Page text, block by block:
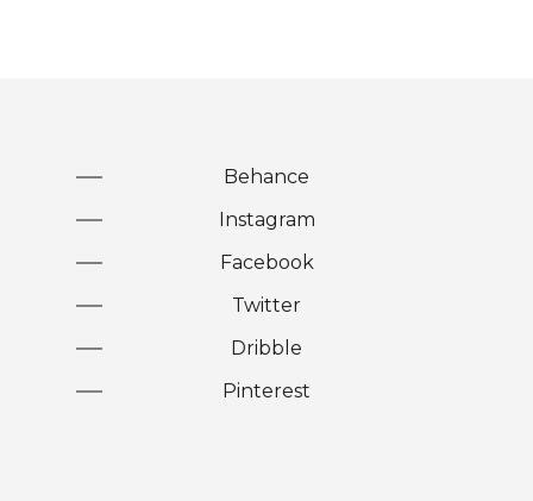
Behance
Instagram
Facebook
Twitter
Dribble
Pinterest